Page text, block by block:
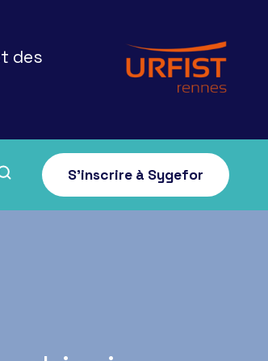
des
S'inscrire à Sygefor